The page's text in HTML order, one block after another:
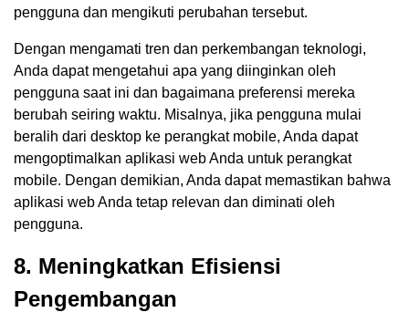
pengguna dan mengikuti perubahan tersebut.
Dengan mengamati tren dan perkembangan teknologi,
Anda dapat mengetahui apa yang diinginkan oleh
pengguna saat ini dan bagaimana preferensi mereka
berubah seiring waktu. Misalnya, jika pengguna mulai
beralih dari desktop ke perangkat mobile, Anda dapat
mengoptimalkan aplikasi web Anda untuk perangkat
mobile. Dengan demikian, Anda dapat memastikan bahwa
aplikasi web Anda tetap relevan dan diminati oleh
pengguna.
8. Meningkatkan Efisiensi
Pengembangan